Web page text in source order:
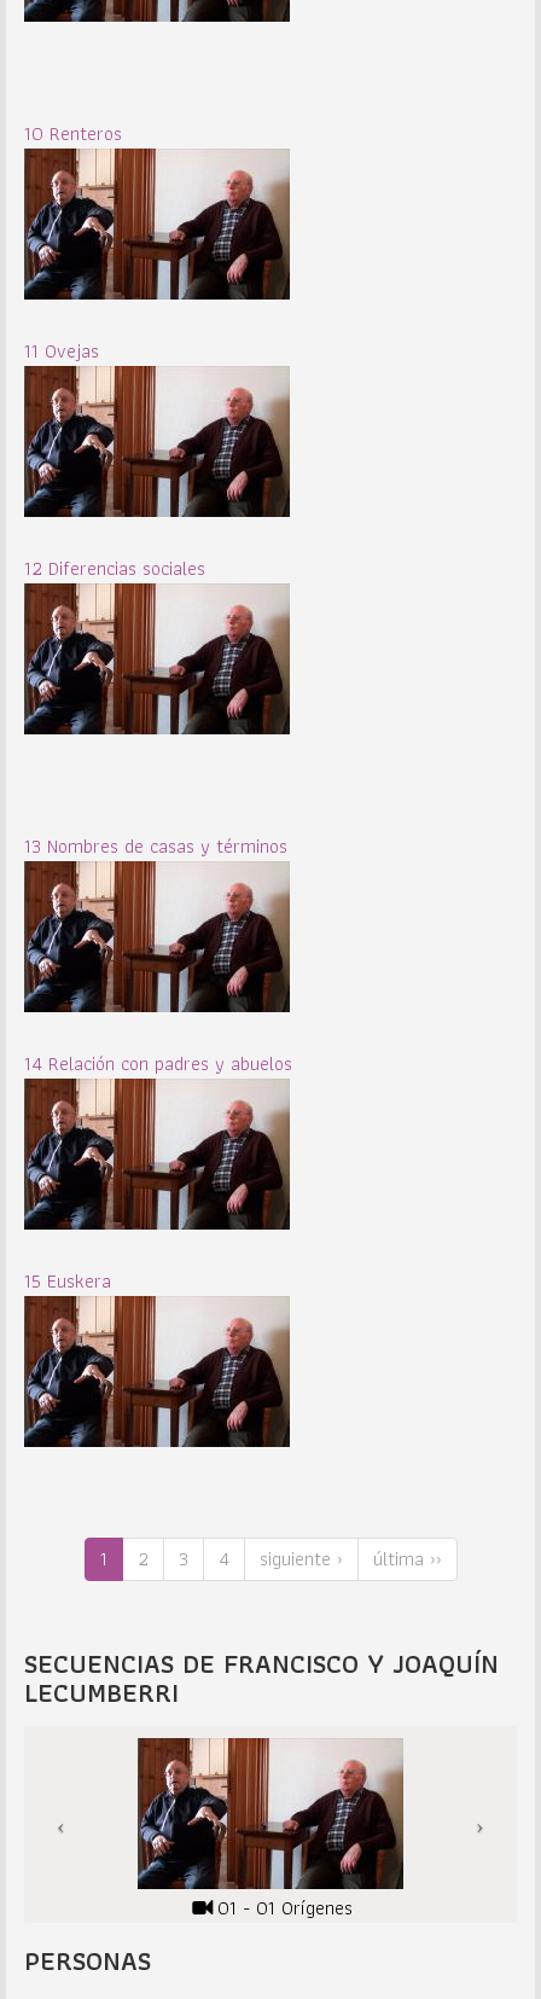
10 Renteros
11 Ovejas
12 Diferencias sociales
13 Nombres de casas y términos
14 Relación con padres y abuelos
15 Euskera
1 2 3 4 siguiente › última ››
SECUENCIAS DE FRANCISCO Y JOAQUÍN
LECUMBERRI
01 - 01 Orígenes
PERSONAS